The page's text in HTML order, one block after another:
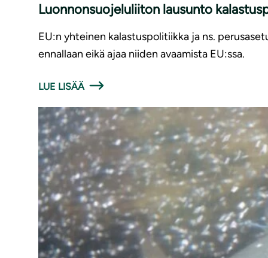
Luonnonsuojeluliiton lausunto
EU:n yhteinen kalastuspolitiikka ja ns.
ennallaan eikä ajaa niiden avaamista EU:ssa.
LUE LISÄÄ